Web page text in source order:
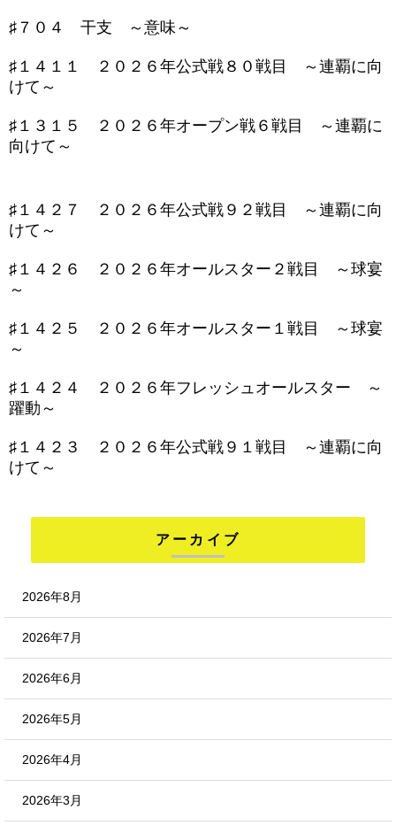
♯７０４ 干支 ～意味～
♯１４１１ ２０２６年公式戦８０戦目 ～連覇に向
けて～
♯１３１５ ２０２６年オープン戦６戦目 ～連覇に
向けて～
♯１４２７ ２０２６年公式戦９２戦目 ～連覇に向
けて～
♯１４２６ ２０２６年オールスター２戦目 ～球宴
～
♯１４２５ ２０２６年オールスター１戦目 ～球宴
～
♯１４２４ ２０２６年フレッシュオールスター ～
躍動～
♯１４２３ ２０２６年公式戦９１戦目 ～連覇に向
けて～
アーカイブ
2026年8月
2026年7月
2026年6月
2026年5月
2026年4月
2026年3月